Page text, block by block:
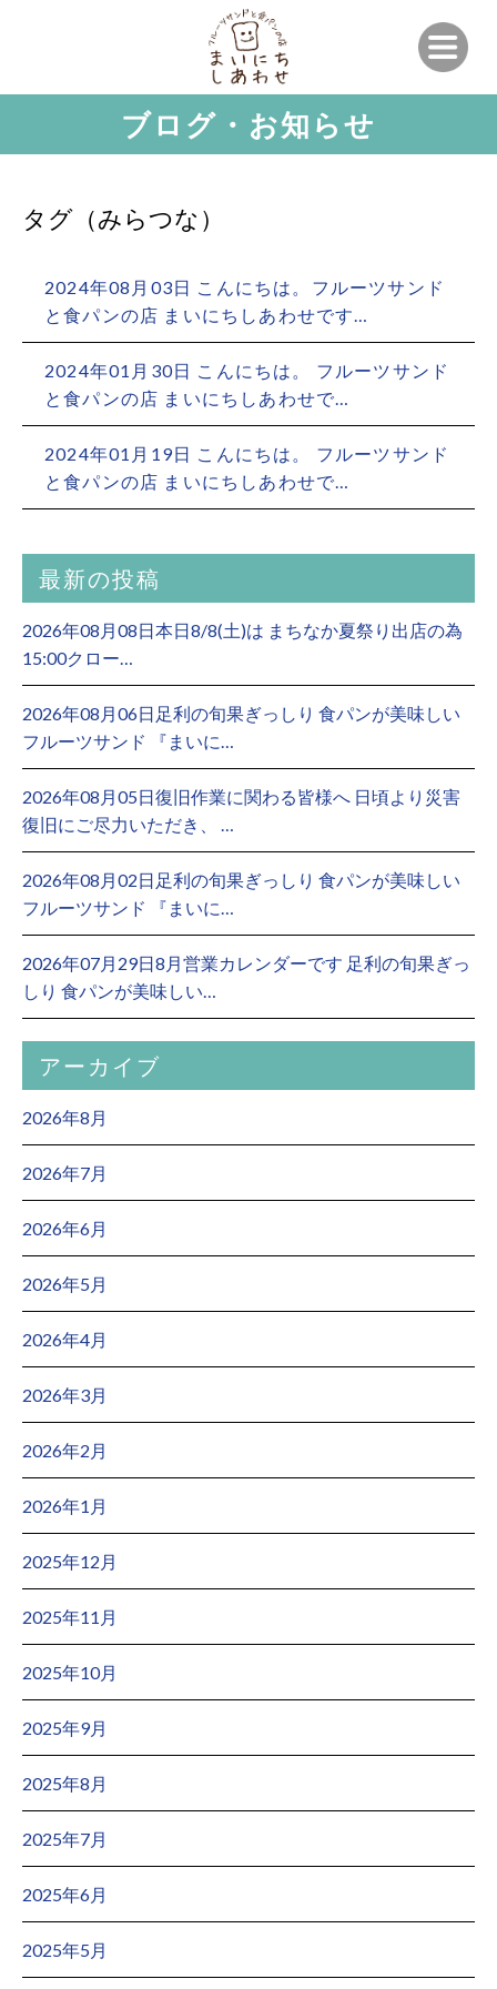
ブログ・お知らせ
タグ（みらつな）
2024年08月03日 こんにちは。フルーツサンド
と食パンの店 まいにちしあわせです…
2024年01月30日 こんにちは。 フルーツサンド
と食パンの店 まいにちしあわせで…
2024年01月19日 こんにちは。 フルーツサンド
と食パンの店 まいにちしあわせで…
最新の投稿
2026年08月08日本日8/8(土)は まちなか夏祭り出店の為
15:00クロー…
2026年08月06日足利の旬果ぎっしり 食パンが美味しい
フルーツサンド 『まいに…
2026年08月05日復旧作業に関わる皆様へ 日頃より災害
復旧にご尽力いただき、 …
2026年08月02日足利の旬果ぎっしり 食パンが美味しい
フルーツサンド 『まいに…
2026年07月29日8月営業カレンダーです 足利の旬果ぎっ
しり 食パンが美味しい…
アーカイブ
2026年8月
2026年7月
2026年6月
2026年5月
2026年4月
2026年3月
2026年2月
2026年1月
2025年12月
2025年11月
2025年10月
2025年9月
2025年8月
2025年7月
2025年6月
2025年5月